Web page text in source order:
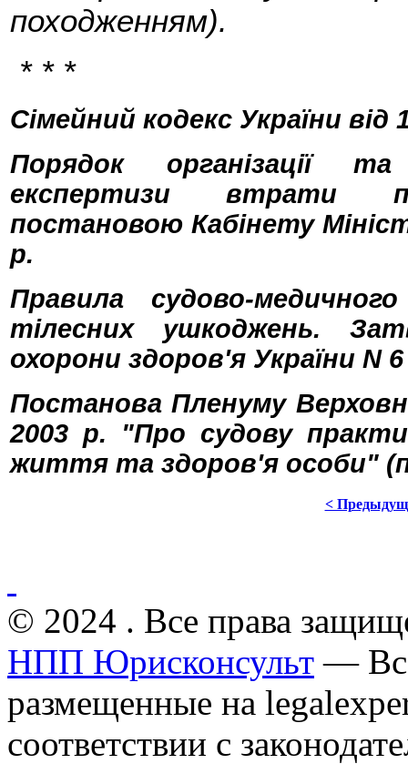
походженням).
* * *
Сімейний кодекс України від
Порядок організації та
експертизи втрати
постановою Кабінету
р.
Правила судово-
тілесних ушкоджень.
охорони здоров'я України N 6
Постанова Пленуму
2003 р. "Про судову
життя та здоров'я особи"
<
© 2024 . Все права
НПП Юрисконсульт —
размещенные на
соответствии с